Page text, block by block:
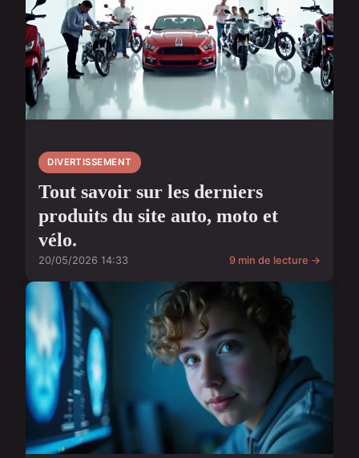
DIVERTISSEMENT
Tout savoir sur les derniers
produits du site auto, moto et
vélo.
20/05/2026 14:33 9 min de lecture →